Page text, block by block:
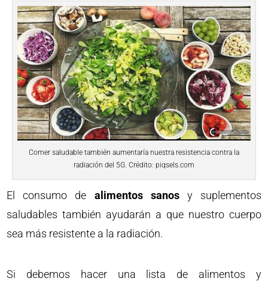
Comer saludable también aumentaría nuestra resistencia contra la
radiación del 5G. Crédito: piqsels.com
El consumo de alimentos sanosy suplementos
saludables también ayudarán a que nuestro cuerpo
sea más resistente a la radiación.
Si debemos hacer una lista de alimentos y